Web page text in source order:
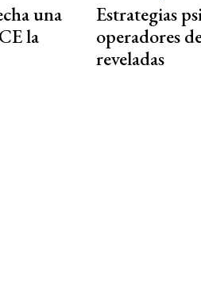
una
la
Estrategias
operadores
reveladas